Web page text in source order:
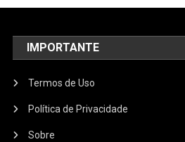
IMPORTANTE
Termos de Uso
Política de Privacidade
Sobre